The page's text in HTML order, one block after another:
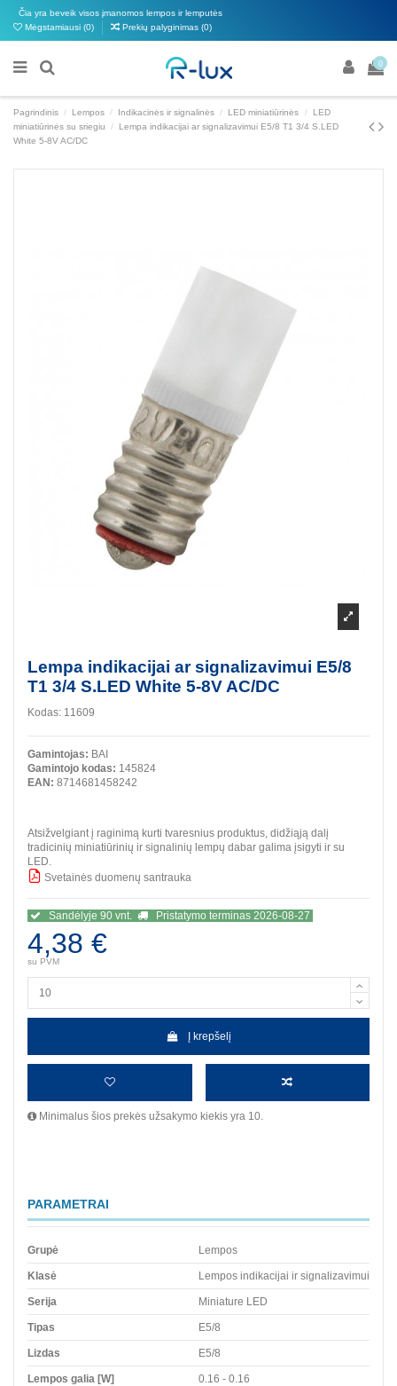
Čia yra beveik visos įmanomos lempos ir lemputės
Mėgstamiausi (0) Prekių palyginimas (0)
0
Pagrindinis Lempos Indikacinės ir signalinės LED miniatiūrinės
LED
miniatiūrinės su sriegiu
Lempa indikacijai ar signalizavimui E5/8 T1 3/4 S.LED
White 5-8V AC/DC
Lempa indikacijai ar signalizavimui E5/8
T1 3/4 S.LED White 5-8V AC/DC
Kodas: 11609
Gamintojas: BAI
Gamintojo kodas: 145824
EAN: 8714681458242
Atsižvelgiant į raginimą kurti tvaresnius produktus, didžiąją dalį
tradicinių miniatiūrinių ir signalinių lempų dabar galima įsigyti ir su
LED.
Svetainės duomenų santrauka
Sandėlyje 90 vnt. Pristatymo terminas 2026-08-27
4,38 €
su PVM
Į krepšelį
Minimalus šios prekės užsakymo kiekis yra 10.
PARAMETRAI
Grupė Lempos
Klasė Lempos indikacijai ir signalizavimui
Serija Miniature LED
Tipas E5/8
Lizdas E5/8
Lempos galia [W] 0.16 - 0.16